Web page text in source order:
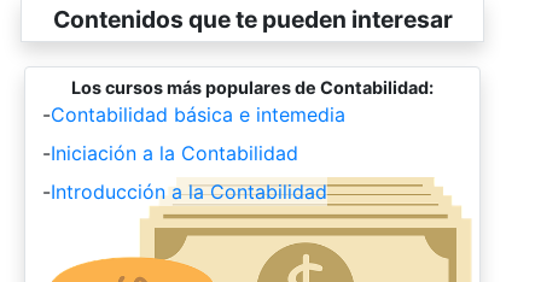
Contenidos que te pueden interesar
Los cursos más populares de Contabilidad:
-Contabilidad básica e intemedia
-Iniciación a la Contabilidad
-Introducción a la Contabilidad